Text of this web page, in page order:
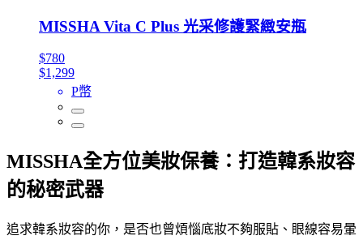
MISSHA Vita C Plus 光采修護緊緻安瓶
$780
$1,299
P幣
MISSHA全方位美妝保養：打造韓系妝容
的秘密武器
追求韓系妝容的你，是否也曾煩惱底妝不夠服貼、眼線容易暈